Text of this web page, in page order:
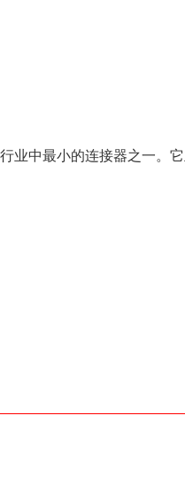
业中最小的连接器之一。